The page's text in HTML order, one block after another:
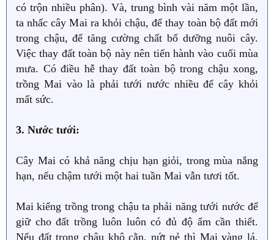
có trộn nhiều phân). Và, trung bình vài năm một lần,
ta nhấc cây Mai ra khỏi chậu, để thay toàn bộ đất mới
trong chậu, để tăng cường chất bổ dưỡng nuôi cây.
Việc thay đất toàn bộ này nên tiến hành vào cuối mùa
mưa. Có điều hễ thay đất toàn bộ trong chậu xong,
trồng Mai vào là phải tưới nước nhiều để cây khỏi
mất sức.
3. Nước tưới:
Cây Mai có khả năng chịu hạn giỏi, trong mùa nắng
hạn, nếu chậm tưới một hai tuần Mai vẫn tươi tốt.
Mai kiểng trồng trong chậu ta phải năng tưới nước để
giữ cho đất trồng luôn luôn có đủ độ ẩm cần thiết.
Nếu đất trong chậu khô cằn, nứt nẻ thì Mai vàng lá,